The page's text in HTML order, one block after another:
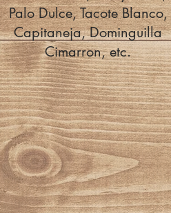
Palo Dulce, Tacote Blanco,
Capitaneja, Dominguilla
Cimarron, etc.